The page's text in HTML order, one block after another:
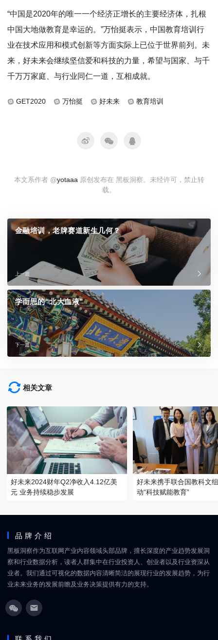
“中国是2020年的唯一一个经济正增长的主要经济体，扎根
中国大地做教育是幸运的。”万怡挺表示，中国教育培训行
业在技术应用和模式创新等方面实际上已位于世界前列。未
来，好未来会继续坚信爱和科技的力量，希望与国家、与千
千万万家庭、与行业同仁一道，互相成就。
GET2020 万怡挺 好未来 教育培训
本文系作者 @yotaaa 原创发布在 黑板洞察。未经许可，禁止转
载。
金融培训，老牌赛道新生几何？
上一篇
学而思的“北大血液”
下一篇
相关文章
好未来2024财年Q2净收入4.12亿美
元 业务持续稳步发展
好未来携手联合国教科文
动“科技赋能教育”
品牌介绍
黑板洞察作为互联网产业内容领域头部品牌，擅长深度的产业趋势发展洞
察和行业数据分析，读者人群集中在行业投资人、创业者以及行业资深从
业者。我们通过可视化的数据内容清晰简洁的展现行业的发展趋势，为行
业未来业务的发展前瞻及业务决策提供有力的支持。